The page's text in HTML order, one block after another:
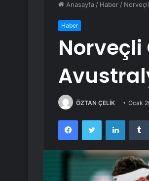
Anasayfa / Haber /
Haber
Norveçli
ÖZTAN ÇELİK Ocak
FacebookTwitter LinkedIn